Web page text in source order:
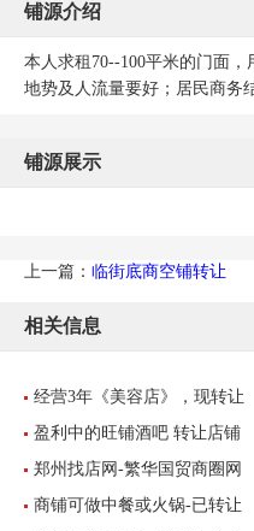
铺源介绍
本人求租70--100平米的门面
地势及人流量要好；居民商
铺源展示
上一篇： 临街底商空铺转让
相关信息
经营3年《美容店》，现转让
盈利中的旺铺酒吧 转让店铺
位于郑东新区 博学路
郑州找店网-繁华国贸商圈网
红风格美容美甲半永久服装
商铺可做中餐或火锅-已转让